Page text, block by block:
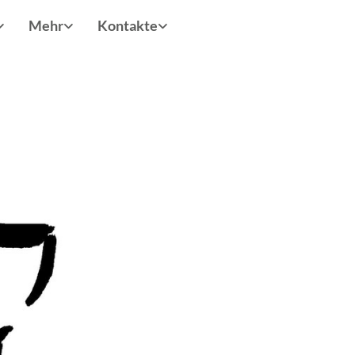
Mehr Kontakte